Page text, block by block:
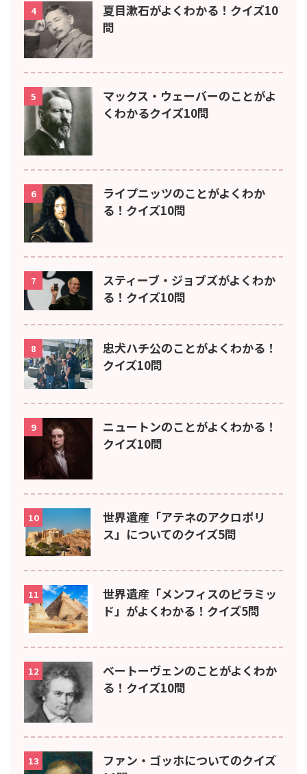
4
夏目漱石がよくわかる！クイズ10
問
5
マックス・ウェーバーのことがよ
くわかるクイズ10問
6
ライプニッツのことがよくわか
る！クイズ10問
7
スティーブ・ジョブズがよくわか
る！クイズ10問
8
忠犬ハチ公のことがよくわかる！
クイズ10問
9
ニュートンのことがよくわかる！
クイズ10問
10
世界遺産「アテネのアクロポリ
ス」についてのクイズ5問
11
世界遺産「メンフィスのピラミッ
ド」がよくわかる！クイズ5問
12
ベートーヴェンのことがよくわか
る！クイズ10問
13
ファン・ゴッホについてのクイズ